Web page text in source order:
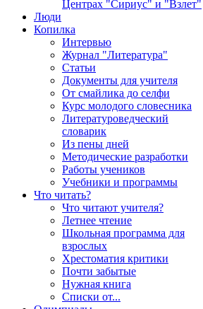
Центрах "Сириус" и "Взлет"
Люди
Копилка
Интервью
Журнал "Литература"
Статьи
Документы для учителя
От смайлика до селфи
Курс молодого словесника
Литературоведческий
словарик
Из пены дней
Методические разработки
Работы учеников
Учебники и программы
Что читать?
Что читают учителя?
Летнее чтение
Школьная программа для
взрослых
Хрестоматия критики
Почти забытые
Нужная книга
Списки от...